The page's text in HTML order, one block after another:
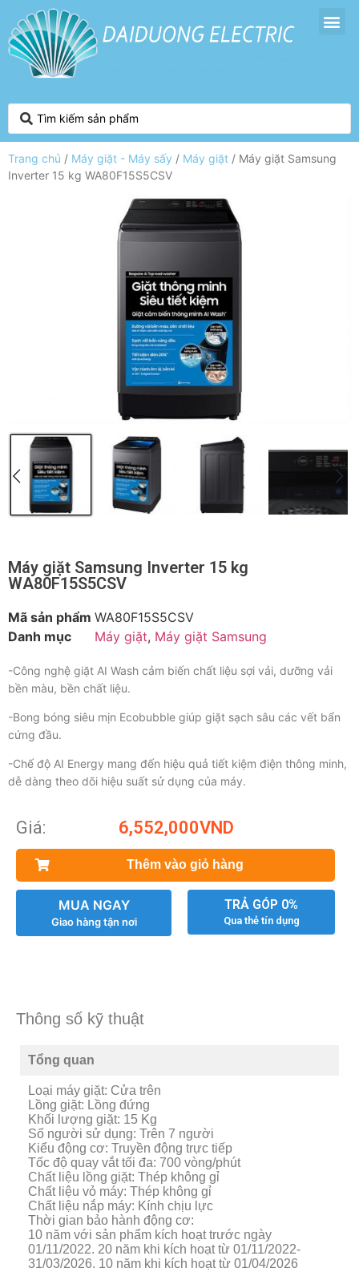
Trang chủ / Máy giặt - Máy sấy / Máy giặt / Máy giặt Samsung
Inverter 15 kg WA80F15S5CSV
Máy giặt Samsung Inverter 15 kg
WA80F15S5CSV
Mã sản phẩm WA80F15S5CSV
Danh mục
Máy giặt, Máy giặt Samsung
-Công nghệ giặt AI Wash cảm biến chất liệu sợi vải, dưỡng vải
bền màu, bền chất liệu.
-Bong bóng siêu mịn Ecobubble giúp giặt sạch sâu các vết bẩn
cứng đầu.
-Chế độ AI Energy mang đến hiệu quả tiết kiệm điện thông minh,
dễ dàng theo dõi hiệu suất sử dụng của máy.
Giá: 6,552,000VND
Thêm vào giỏ hàng
MUA NGAY
Giao hàng tận nơi
TRẢ GÓP 0%
Qua thẻ tín dụng
Thông số kỹ thuật
Tổng quan
Loại máy giặt: Cửa trên
Lồng giặt: Lồng đứng
Khối lượng giặt: 15 Kg
Số người sử dụng: Trên 7 người
Kiểu động cơ: Truyền động trực tiếp
Tốc độ quay vắt tối đa: 700 vòng/phút
Chất liệu lồng giặt: Thép không gỉ
Chất liệu vỏ máy: Thép không gỉ
Chất liệu nắp máy: Kính chịu lực
Thời gian bảo hành động cơ:
10 năm với sản phẩm kích hoạt trước ngày
01/11/2022. 20 năm khi kích hoạt từ 01/11/2022-
31/03/2026. 10 năm khi kích hoạt từ 01/04/2026